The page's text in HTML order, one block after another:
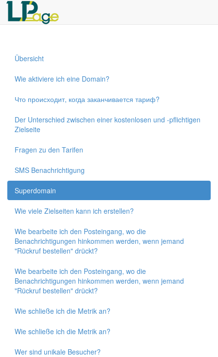
Übersicht
Wie aktiviere ich eine Domain?
Что происходит, когда заканчивается тариф?
Der Unterschied zwischen einer kostenlosen und -pflichtigen
Zielseite
Fragen zu den Tarifen
SMS Benachrichtigung
Superdomain
Wie viele Zielseiten kann ich erstellen?
Wie bearbeite ich den Posteingang, wo die
Benachrichtigungen hinkommen werden, wenn jemand
"Rückruf bestellen" drückt?
Wie bearbeite ich den Posteingang, wo die
Benachrichtigungen hinkommen werden, wenn jemand
"Rückruf bestellen" drückt?
Wie schließe ich die Metrik an?
Wie schließe ich die Metrik an?
Wer sind unikale Besucher?